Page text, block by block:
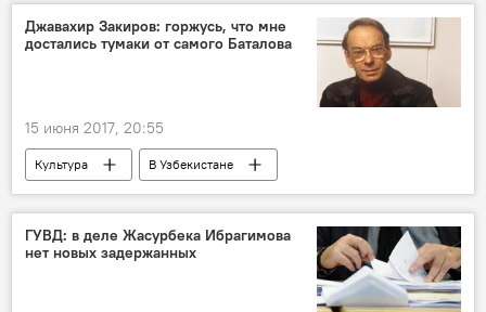
Джавахир Закиров: горжусь, что мне
достались тумаки от самого Баталова
15 июня 2017, 20:55
Культура
В Узбекистане
Алексей Баталов
ГУВД: в деле Жасурбека Ибрагимова
нет новых задержанных